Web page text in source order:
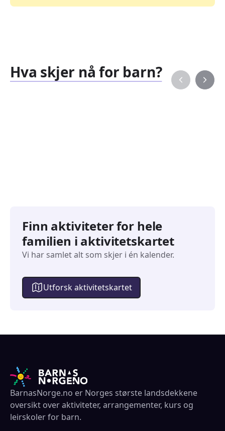
Hva skjer nå for barn?
Finn aktiviteter for hele
familien i aktivitetskartet
Vi har samlet alt som skjer i én kalender.
Utforsk aktivitetskartet
BarnasNorge.no er Norges største landsdekkene
oversikt over aktiviteter, arrangementer, kurs og
leirskoler for barn.